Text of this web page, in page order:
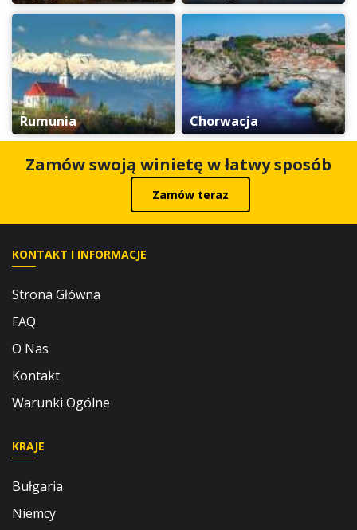
Rumunia Chorwacja
Zamów swoją winietę w łatwy sposób
Zamów teraz
KONTAKT I INFORMACJE
Strona Główna
FAQ
O Nas
Kontakt
Warunki Ogólne
KRAJE
Bułgaria
Niemcy